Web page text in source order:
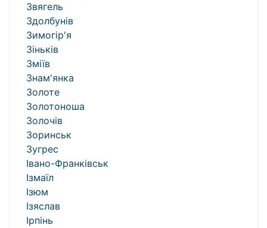
Звягель
Здолбунів
Зимогір'я
Зіньків
Зміїв
Знам'янка
Золоте
Золотоноша
Золочів
Зоринськ
Зугрес
Івано-Франківськ
Ізмаїл
Ізюм
Ізяслав
Ірпінь